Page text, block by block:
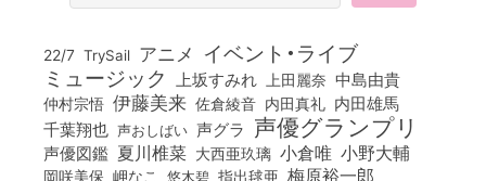
22/7 TrySail アニメ イベント・ライブ
ミュージック 上坂すみれ 上田麗奈 中島由貴
仲村宗悟 伊藤美来 佐倉綾音 内田真礼 内田雄馬
千葉翔也 声おしばい 声グラ 声優グランプリ
声優図鑑 夏川椎菜 大西亜玖璃 小倉唯 小野大輔
岡咲美保 岬なこ 悠木碧 指出毬亜 梅原裕一郎